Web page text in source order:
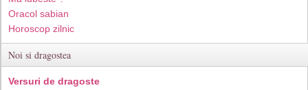
Oracol sabian
Horoscop zilnic
Noi si dragostea
Versuri de dragoste